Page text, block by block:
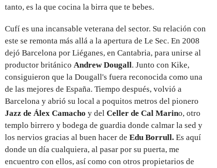
tanto, es la que cocina la birra que te bebes.
Cufí es una incansable veterana del sector. Su relación con
este se remonta más allá a la apertura de Le Sec. En 2008
dejó Barcelona por Liéganes, en Cantabria, para unirse al
productor británico Andrew Dougall. Junto con Kike,
consiguieron que la Dougall's fuera reconocida como una
de las mejores de España. Tiempo después, volvió a
Barcelona y abrió su local a poquitos metros del pionero
Jazz de Álex Camacho y del Celler de Cal Marino, otro
templo birrero y bodega de guardia donde calmar la sed y
los nervios gracias al buen hacer de Edu Borrull. Es aquí
donde un día cualquiera, al pasar por su puerta, me
encuentro con ellos, así como con otros propietarios de